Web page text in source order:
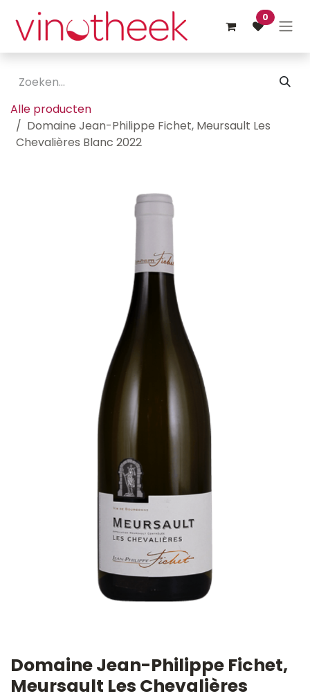
Overslaan naar inhoud
0
Alle producten
Domaine Jean-Philippe Fichet, Meursault Les
Chevalières Blanc 2022
Domaine Jean-Philippe Fichet,
Meursault Les Chevalières